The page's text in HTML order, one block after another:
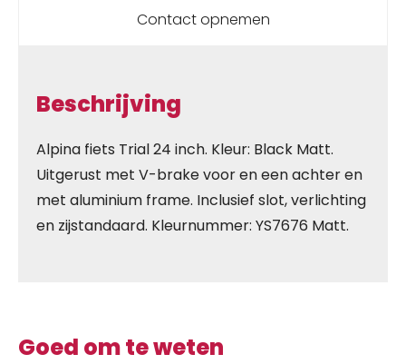
Contact opnemen
Beschrijving
Alpina fiets Trial 24 inch. Kleur: Black Matt.
Uitgerust met V-brake voor en een achter en
met aluminium frame. Inclusief slot, verlichting
en zijstandaard. Kleurnummer: YS7676 Matt.
Goed om te weten